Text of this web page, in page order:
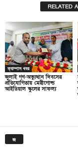
RELATED
ক্যাম্পাস খবর
জুলাই গণ-অভ্যুত্থান দিবসের
প্রতিযোগিতায় মেরীগোল্ড
আইডিয়াল স্কুলের সাফল্য
জ